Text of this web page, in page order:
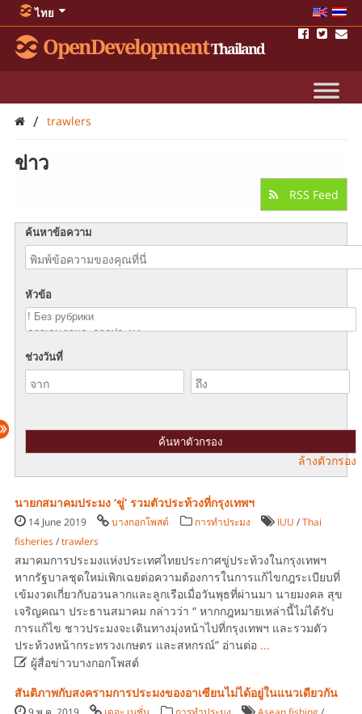
ไทย
OpenDevelopmentThailand
/ trawlers
ข่าว
RSS Feed
ค้นหาข้อความ
หัวข้อ
ช่วงวันที่
ล้างตัวกรอง
นายกสมาคมประมง ‘ขู่’ รวมตัวประท้วงที่กรุงเทพฯ
14 June 2019 บางกอกโพสต์ การทำประมง IUU /Thai
fisheries/trawlers
สมาคมการประมงแห่งประเทศไทยประกาศขู่ประท้วงในกรุงเทพฯ
หากรัฐบาลชุดใหม่เพิกเฉยต่อความต้องการในการแก้ไขกฎระเบียบที่
เข้มงวดเกี่ยวกับอวนลากและลูกเรือเมื่อวันพุธที่ผ่านมา นายมงคล สุข
เจริญคณา ประธานสมาคม กล่าวว่า “ หากกฎหมายเหล่านี้ไม่ได้รับ
การแก้ไข ชาวประมงจะเดินทางมุ่งหน้าไปที่กรุงเทพฯ และรวมตัว
ประท้วงหน้ากระทรวงเกษตร และสหกรณ์” อ่านต่อ ...
ผู้สื่อข่าวบางกอกโพสต์
สันติภาพกับสงครามการประมงของอาเซียนไม่ได้อยู่ในแนวเดียวกัน